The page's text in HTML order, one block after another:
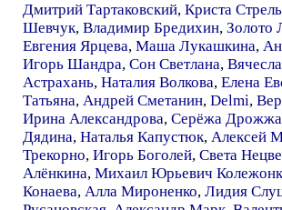
Дмитрий Тартаковский, Криста
Шевчук, Владимир Бредихин, Золото
Евгения Ярцева, Маша Лукашкина,
Игорь Шандра, Сон Светлана,
Астрахань, Наталия Волкова, Елена
Татьяна, Андрей Сметанин, Delmi,
Ирина Александрова, Серёжа Дрожжа
Дядина, Наталья Капустюк, Алексей
Трекорно, Игорь Боголей, Света
Алёнкина, Михаил Юрьевич
Конаева, Алла Мироненко, Лидия